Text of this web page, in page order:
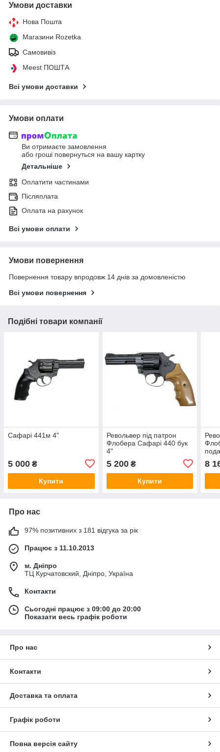
Умови доставки
Нова Пошта
Магазини Rozetka
Самовивіз
Meest ПОШТА
Всі умови доставки
Умови оплати
Ви отримаєте замовлення
або гроші повернуться на вашу картку
Детальніше
Оплатити частинами
Післяплата
Оплата на рахунок
Всі умови оплати
Умови повернення
Повернення товару впродовж 14 днів за домовленістю
Всі умови повернення
Подібні товари компанії
Сафарі 441м 4"
5 000 ₴
Купити
Револьвер під патрон
Флобера Сафарі 440 бук
4"
5 200₴
Купити
шт)
8
Про нас
97% позитивних з 181 відгука за рік
Працює з 11.10.2013
м. Дніпро
ТЦ Курчатовский, Дніпро, Україна
Контакти
Сьогодні працює з 09:00 до 20:00
Показати весь графік роботи
Про нас
Контакти
Доставка та оплата
Графік роботи
Повна версія сайту